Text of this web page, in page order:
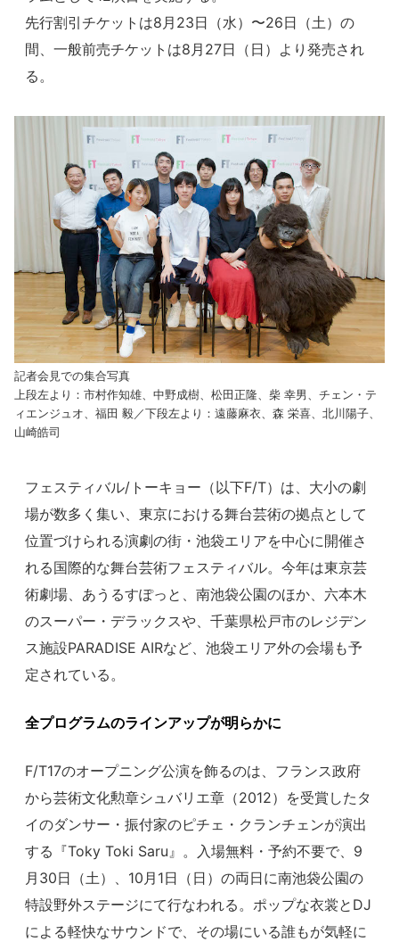
先行割引チケットは8月23日（水）〜26日（土）の
間、一般前売チケットは8月27日（日）より発売され
る。
記者会見での集合写真
上段左より：市村作知雄、中野成樹、松田正隆、柴 幸男、チェン・テ
ィエンジュオ、福田 毅／下段左より：遠藤麻衣、森 栄喜、北川陽子、
山崎皓司
フェスティバル/トーキョー（以下F/T）は、大小の劇
場が数多く集い、東京における舞台芸術の拠点として
位置づけられる演劇の街・池袋エリアを中心に開催さ
れる国際的な舞台芸術フェスティバル。今年は東京芸
術劇場、あうるすぽっと、南池袋公園のほか、六本木
のスーパー・デラックスや、千葉県松戸市のレジデン
ス施設PARADISE AIRなど、池袋エリア外の会場も予
定されている。
全プログラムのラインアップが明らかに
F/T17のオープニング公演を飾るのは、フランス政府
から芸術文化勲章シュバリエ章（2012）を受賞したタ
イのダンサー・振付家のピチェ・クランチェンが演出
する『Toky Toki Saru』。入場無料・予約不要で、9
月30日（土）、10月1日（日）の両日に南池袋公園の
特設野外ステージにて行なわれる。ポップな衣裳とDJ
による軽快なサウンドで、その場にいる誰もが気軽に